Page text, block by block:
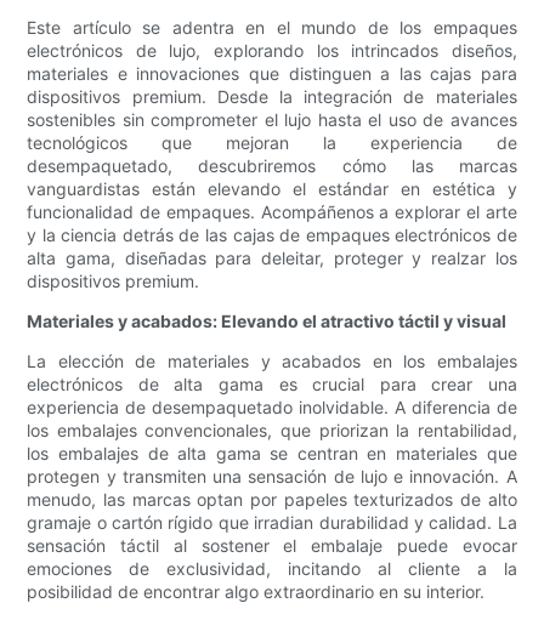
Este artículo se adentra en el mundo de los empaques
electrónicos de lujo, explorando los intrincados diseños,
materiales e innovaciones que distinguen a las cajas para
dispositivos premium. Desde la integración de materiales
sostenibles sin comprometer el lujo hasta el uso de avances
tecnológicos que mejoran la experiencia de
desempaquetado, descubriremos cómo las marcas
vanguardistas están elevando el estándar en estética y
funcionalidad de empaques. Acompáñenos a explorar el arte
y la ciencia detrás de las cajas de empaques electrónicos de
alta gama, diseñadas para deleitar, proteger y realzar los
dispositivos premium.
Materiales y acabados: Elevando el atractivo táctil y visual
La elección de materiales y acabados en los embalajes
electrónicos de alta gama es crucial para crear una
experiencia de desempaquetado inolvidable. A diferencia de
los embalajes convencionales, que priorizan la rentabilidad,
los embalajes de alta gama se centran en materiales que
protegen y transmiten una sensación de lujo e innovación. A
menudo, las marcas optan por papeles texturizados de alto
gramaje o cartón rígido que irradian durabilidad y calidad. La
sensación táctil al sostener el embalaje puede evocar
emociones de exclusividad, incitando al cliente a la
posibilidad de encontrar algo extraordinario en su interior.